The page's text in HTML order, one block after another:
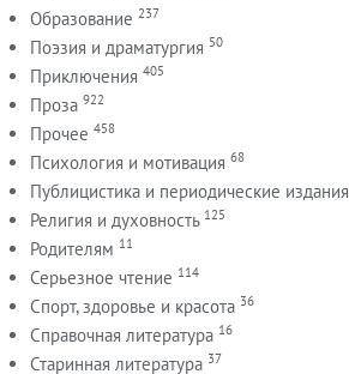
Образование 237
Поэзия и драматургия 50
Приключения 405
Проза 922
Прочее 458
Психология и мотивация 68
Публицистика и периодические издания
Религия и духовность 125
Родителям 11
Серьезное чтение 114
Спорт, здоровье и красота 36
Справочная литература 16
Старинная литература 37